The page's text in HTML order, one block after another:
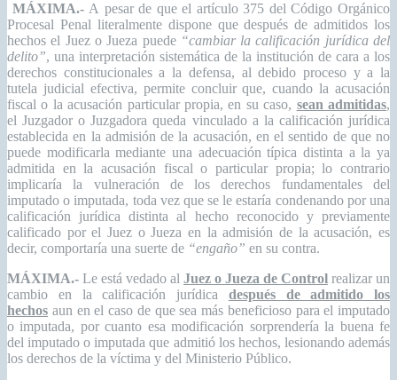
MÁXIMA.- A pesar de que el artículo 375 del Código Orgánico
Procesal Penal literalmente dispone que después de admitidos los
hechos el Juez o Jueza puede “cambiar la calificación jurídica del
delito”, una interpretación sistemática de la institución de cara a los
derechos constitucionales a la defensa, al debido proceso y a la
tutela judicial efectiva, permite concluir que, cuando la acusación
fiscal o la acusación particular propia, en su caso, sean admitidas,
el Juzgador o Juzgadora queda vinculado a la calificación jurídica
establecida en la admisión de la acusación, en el sentido de que no
puede modificarla mediante una adecuación típica distinta a la ya
admitida en la acusación fiscal o particular propia; lo contrario
implicaría la vulneración de los derechos fundamentales del
imputado o imputada, toda vez que se le estaría condenando por una
calificación jurídica distinta al hecho reconocido y previamente
calificado por el Juez o Jueza en la admisión de la acusación, es
decir, comportaría una suerte de “engaño” en su contra.
MÁXIMA.- Le está vedado al Juez o Jueza de Control realizar un
cambio en la calificación jurídica después de admitido los
hechos aun en el caso de que sea más beneficioso para el imputado
o imputada, por cuanto esa modificación sorprendería la buena fe
del imputado o imputada que admitió los hechos, lesionando además
los derechos de la víctima y del Ministerio Público.